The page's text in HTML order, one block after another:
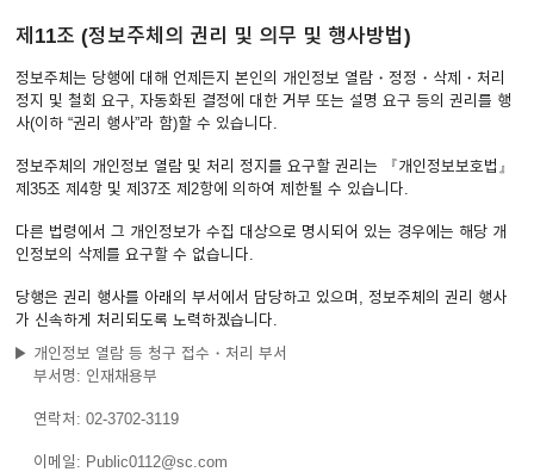
제11조 (정보주체의 권리 및 의무 및 행사방법)
정보주체는 당행에 대해 언제든지 본인의 개인정보 열람・정정・삭제・처리
정지 및 철회 요구, 자동화된 결정에 대한 거부 또는 설명 요구 등의 권리를 행
사(이하 “권리 행사”라 함)할 수 있습니다.
정보주체의 개인정보 열람 및 처리 정지를 요구할 권리는 『개인정보보호법』
제35조 제4항 및 제37조 제2항에 의하여 제한될 수 있습니다.
다른 법령에서 그 개인정보가 수집 대상으로 명시되어 있는 경우에는 해당 개
인정보의 삭제를 요구할 수 없습니다.
당행은 권리 행사를 아래의 부서에서 담당하고 있으며, 정보주체의 권리 행사
가 신속하게 처리되도록 노력하겠습니다.
▶ 개인정보 열람 등 청구 접수・처리 부서
부서명: 인재채용부
연락처: 02-3702-3119
이메일: Public0112@sc.com